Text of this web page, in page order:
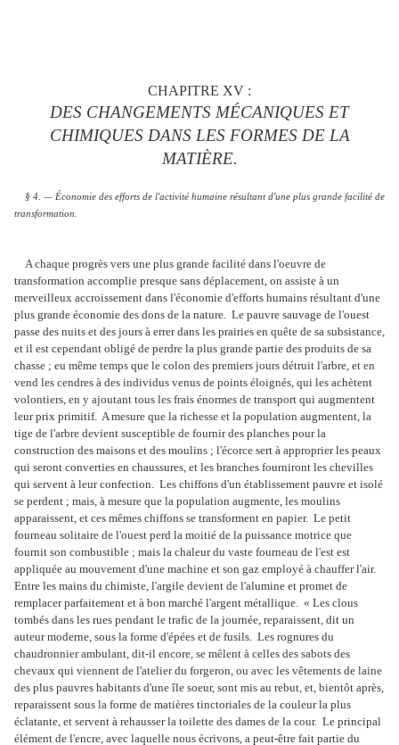
CHAPITRE XV :
DES CHANGEMENTS MÉCANIQUES ET
CHIMIQUES DANS LES FORMES DE LA
MATIÈRE.
§ 4. — Économie des efforts de l'activité humaine résultant d'une plus grande facilité de
transformation.
A chaque progrès vers une plus grande facilité dans l'oeuvre de
transformation accomplie presque sans déplacement, on assiste à un
merveilleux accroissement dans l'économie d'efforts humains résultant d'une
plus grande économie des dons de la nature. Le pauvre sauvage de l'ouest
passe des nuits et des jours à errer dans les prairies en quête de sa subsistance,
et il est cependant obligé de perdre la plus grande partie des produits de sa
chasse ; eu même temps que le colon des premiers jours détruit l'arbre, et en
vend les cendres à des individus venus de points éloignés, qui les achètent
volontiers, en y ajoutant tous les frais énormes de transport qui augmentent
leur prix primitif. A mesure que la richesse et la population augmentent, la
tige de l'arbre devient susceptible de fournir des planches pour la
construction des maisons et des moulins ; l'écorce sert à approprier les peaux
qui seront converties en chaussures, et les branches fourniront les chevilles
qui servent à leur confection. Les chiffons d'un établissement pauvre et isolé
se perdent ; mais, à mesure que la population augmente, les moulins
apparaissent, et ces mêmes chiffons se transforment en papier. Le petit
fourneau solitaire de l'ouest perd la moitié de la puissance motrice que
fournit son combustible ; mais la chaleur du vaste fourneau de l'est est
appliquée au mouvement d'une machine et son gaz employé à chauffer l'air.
Entre les mains du chimiste, l'argile devient de l'alumine et promet de
remplacer parfaitement et à bon marché l'argent métallique. « Les clous
tombés dans les rues pendant le trafic de la journée, reparaissent, dit un
auteur moderne, sous la forme d'épées et de fusils. Les rognures du
chaudronnier ambulant, dit-il encore, se mêlent à celles des sabots des
chevaux qui viennent de l'atelier du forgeron, ou avec les vêtements de laine
des plus pauvres habitants d'une île soeur, sont mis au rebut, et, bientôt après,
reparaissent sous la forme de matières tinctoriales de la couleur la plus
éclatante, et servent à rehausser la toilette des dames de la cour. Le principal
élément de l'encre, avec laquelle nous écrivons, a peut-être fait partie du